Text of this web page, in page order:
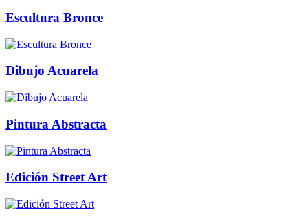
Escultura Bronce
Dibujo Acuarela
Pintura Abstracta
Edición Street Art